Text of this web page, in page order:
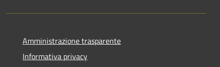
Amministrazione trasparente
Informativa privacy